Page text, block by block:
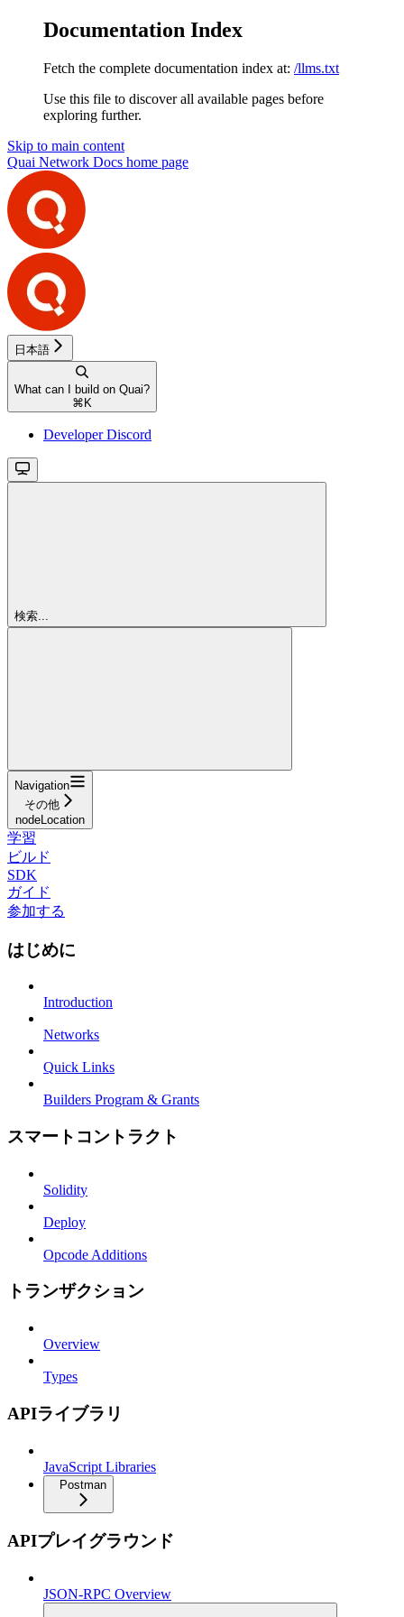
Documentation Index
Fetch the complete documentation index at: /llms.txt
Use this file to discover all available pages before
exploring further.
Skip to main content
Quai Network Docs home page
日本語
What can I build on Quai?
⌘ K
Developer Discord
検索...
Navigation
その他
nodeLocation
学習
ビルド
SDK
ガイド
参加する
はじめに
Introduction
Networks
Quick Links
Builders Program & Grants
スマートコントラクト
Solidity
Deploy
Opcode Additions
トランザクション
Overview
Types
APIライブラリ
JavaScript Libraries
Postman
APIプレイグラウンド
JSON-RPC Overview